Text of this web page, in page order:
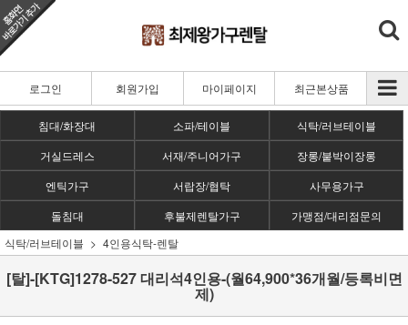
로그인 회원가입 마이페이지 최근본상품
침대/화장대 소파/테이블
식탁/러브테이블
거실드레스
서재/주니어가구
장롱/붙박이장롱
엔틱가구
서랍장/협탁
사무용가구
돌침대
후불제렌탈가구
가맹점/대리점문의
식탁/러브테이블
4인용식탁-렌탈
[탈]-[KTG]1278-527 대리석4인용-(월64,900*36개월/등록비면
제)